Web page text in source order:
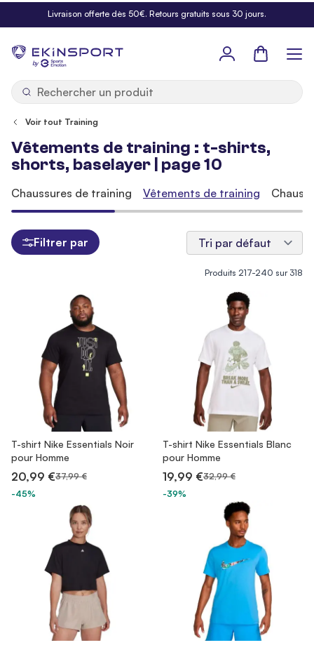
Allez au contenuLivraison offerte dès 50€. Retours gratuits sous 30 jours.
by
Panier
Voir tout Training
Vêtements de training : t-shirts,
shorts, baselayer | page 10
Produits 217-240 sur 318
T-shirt Nike Essentials Noir
pour Homme
20,99 €37,99 €
-45%
T-shirt Nike Essentials Blanc
pour Homme
19,99 €32,99 €
-39%
Chaussures de training Vêtements de training
Filtrer par